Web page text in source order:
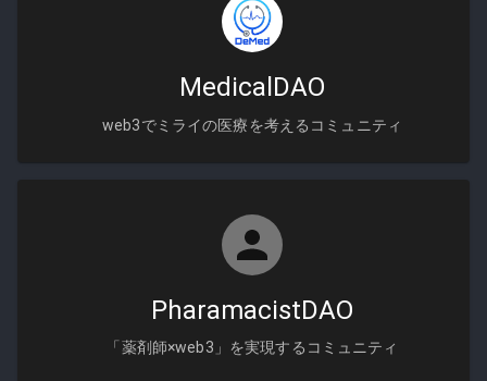
MedicalDAO
web3でミライの医療を考えるコミュニティ
PharamacistDAO
「薬剤師×web3」を実現するコミュニティ